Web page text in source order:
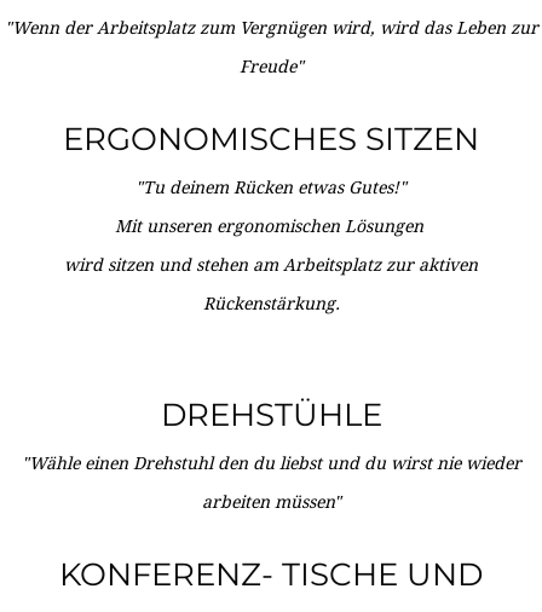
"Wenn der Arbeitsplatz zum Vergnügen wird, wird das Leben zur
Freude"
ERGONOMISCHES SITZEN
"Tu deinem Rücken etwas Gutes!"
Mit unseren ergonomischen Lösungen
wird sitzen und stehen am Arbeitsplatz zur aktiven
Rückenstärkung.
DREHSTÜHLE
"Wähle einen Drehstuhl den du liebst und du wirst nie wieder
arbeiten müssen"
KONFERENZ- TISCHE UND